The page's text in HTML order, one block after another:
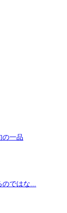
の一品
ではな...